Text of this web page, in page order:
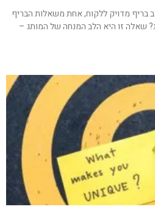
בריף מדויק ללקוח, אחת משאלות הבריף
שאלה זו היא הלב המנחה של המותג –